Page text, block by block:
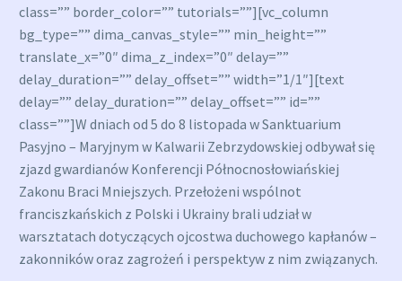
class=”” border_color=”” tutorials=””][vc_column
bg_type=”” dima_canvas_style=”” min_height=””
translate_x=”0″ dima_z_index=”0″ delay=””
delay_duration=”” delay_offset=”” width=”1/1″][text
delay=”” delay_duration=”” delay_offset=”” id=””
class=””]W dniach od 5 do 8 listopada w Sanktuarium
Pasyjno – Maryjnym w Kalwarii Zebrzydowskiej odbywał się
zjazd gwardianów Konferencji Północnosłowiańskiej
Zakonu Braci Mniejszych. Przełożeni wspólnot
franciszkańskich z Polski i Ukrainy brali udział w
warsztatach dotyczących ojcostwa duchowego kapłanów –
zakonników oraz zagrożeń i perspektyw z nim związanych.